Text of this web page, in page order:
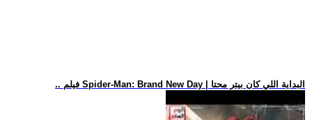
.. فيلم Spider-Man: Brand New Day | البداية اللي كان بيتر محتا